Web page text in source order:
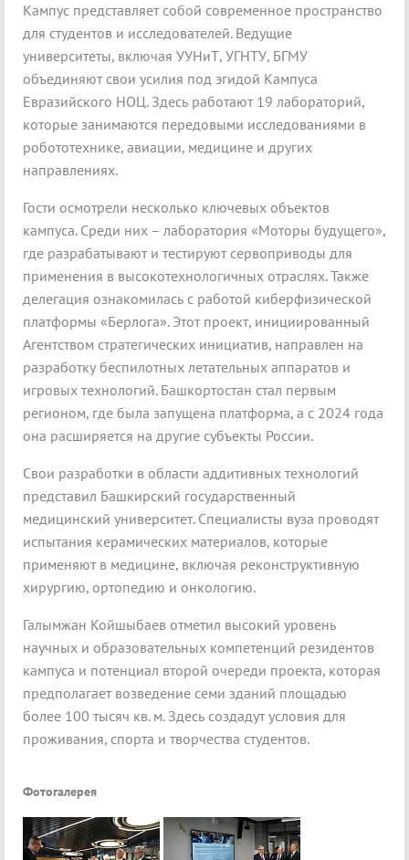
Кампус представляет собой современное пространство
для студентов и исследователей. Ведущие
университеты, включая УУНиТ, УГНТУ, БГМУ
объединяют свои усилия под эгидой Кампуса
Евразийского НОЦ. Здесь работают 19 лабораторий,
которые занимаются передовыми исследованиями в
робототехнике, авиации, медицине и других
направлениях.
Гости осмотрели несколько ключевых объектов
кампуса. Среди них – лаборатория «Моторы будущего»,
где разрабатывают и тестируют сервоприводы для
применения в высокотехнологичных отраслях. Также
делегация ознакомилась с работой киберфизической
платформы «Берлога». Этот проект, инициированный
Агентством стратегических инициатив, направлен на
разработку беспилотных летательных аппаратов и
игровых технологий. Башкортостан стал первым
регионом, где была запущена платформа, а с 2024 года
она расширяется на другие субъекты России.
Свои разработки в области аддитивных технологий
представил Башкирский государственный
медицинский университет. Специалисты вуза проводят
испытания керамических материалов, которые
применяют в медицине, включая реконструктивную
хирургию, ортопедию и онкологию.
Галымжан Койшыбаев отметил высокий уровень
научных и образовательных компетенций резидентов
кампуса и потенциал второй очереди проекта, которая
предполагает возведение семи зданий площадью
более 100 тысяч кв. м. Здесь создадут условия для
проживания, спорта и творчества студентов.
Фотогалерея